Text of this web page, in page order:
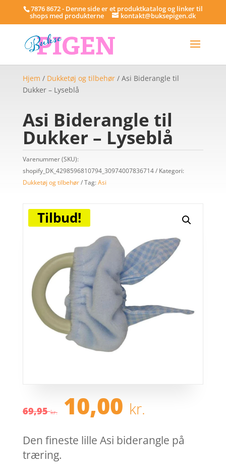
7876 8672 - Denne side er et produktkatalog og linker til
shops med produkterne kontakt@buksepigen.dk
Hjem / Dukketøj og tilbehør/ Asi Biderangle til
Dukker – Lyseblå
Asi Biderangle til
Dukker – Lyseblå
Varenummer (SKU):
shopify_DK_4298596810794_30974007836714
Kategori:
Dukketøj og tilbehør
Tag:Asi
Tilbud!
69,95kr. Den
oprindelige
pris
var:
69,95 kr..
10,00 kr.
pris
er:
10,00
Den fineste lille Asi biderangle på
træring.